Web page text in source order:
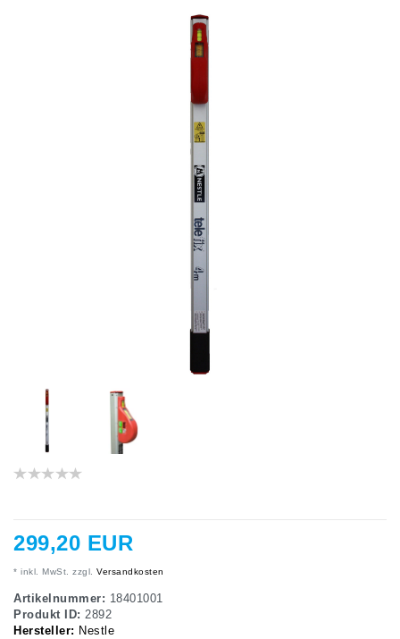
299,20 EUR
* inkl. MwSt. zzgl. Versandkosten
Artikelnummer: 18401001
Produkt ID: 2892
Hersteller: Nestle